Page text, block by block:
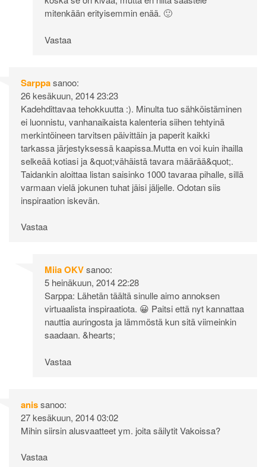
mitenkään erityisemmin enää. 🙂
Vastaa
Sarppasanoo:
26 kesäkuun, 2014 23:23
Kadehdittavaa tehokkuutta :). Minulta tuo sähköistäminen
ei luonnistu, vanhanaikaista kalenteria siihen tehtyinä
merkintöineen tarvitsen päivittäin ja paperit kaikki
tarkassa järjestyksessä kaapissa.Mutta en voi kuin ihailla
selkeää kotiasi ja &quot;vähäistä tavara määrää&quot;.
Taidankin aloittaa listan saisinko 1000 tavaraa pihalle, sillä
varmaan vielä jokunen tuhat jäisi jäljelle. Odotan siis
inspiraation iskevän.
Vastaa
Miia OKVsanoo:
5 heinäkuun, 2014 22:28
Sarppa: Lähetän täältä sinulle aimo annoksen
virtuaalista inspiraatiota. 😀 Paitsi että nyt kannattaa
nauttia auringosta ja lämmöstä kun sitä viimeinkin
saadaan. &hearts;
Vastaa
anissanoo:
27 kesäkuun, 2014 03:02
Mihin siirsin alusvaatteet ym. joita säilytit Vakoissa?
Vastaa